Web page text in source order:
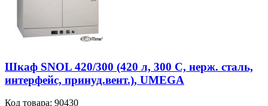
Шкаф SNOL 420/300 (420 л, 300 С, нерж. сталь,
интерфейс, принуд.вент.), UMEGA
Код товара: 90430